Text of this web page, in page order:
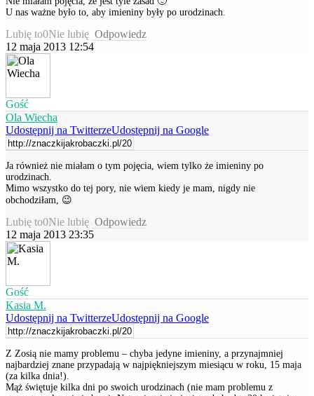
U nas ważne było to, aby imieniny były po urodzinach.
Lubię to0Nie lubię Odpowiedz
12 maja 2013 12:54
Gość
Ola Wiecha
Udostępnij na TwitterzeUdostępnij na Google
Ja również nie miałam o tym pojęcia, wiem tylko że imieniny po
urodzinach.
Mimo wszystko do tej pory, nie wiem kiedy je mam, nigdy nie
obchodziłam, 😉
Lubię to0Nie lubię Odpowiedz
12 maja 2013 23:35
Gość
Kasia M.
Udostępnij na TwitterzeUdostępnij na Google
Z Zosią nie mamy problemu – chyba jedyne imieniny, a przynajmniej
najbardziej znane przypadają w najpiękniejszym miesiącu w roku, 15 maja
(za kilka dnia!).
Mąż świętuje kilka dni po swoich urodzinach (nie mam problemu z